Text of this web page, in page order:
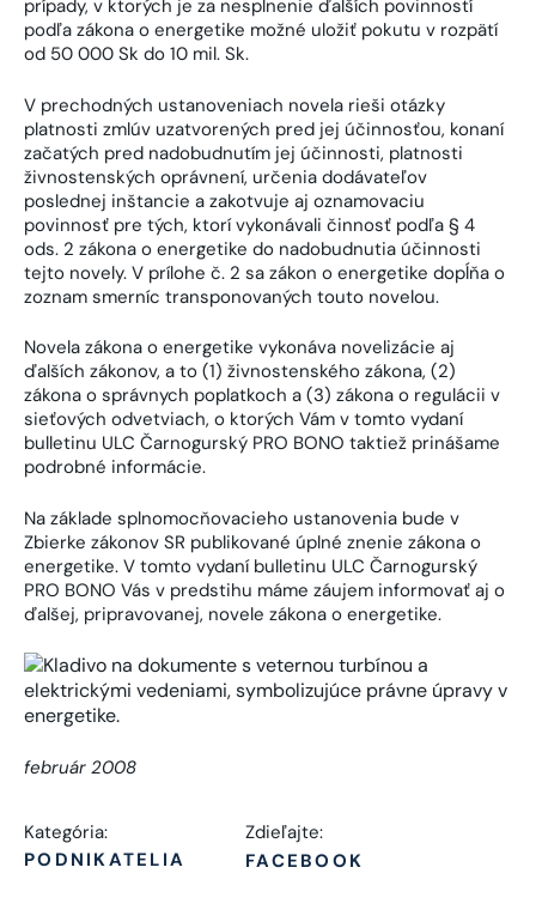
prípady, v ktorých je za nesplnenie ďalších povinností
podľa zákona o energetike možné uložiť pokutu v rozpätí
od 50 000 Sk do 10 mil. Sk.
V prechodných ustanoveniach novela rieši otázky
platnosti zmlúv uzatvorených pred jej účinnosťou, konaní
začatých pred nadobudnutím jej účinnosti, platnosti
živnostenských oprávnení, určenia dodávateľov
poslednej inštancie a zakotvuje aj oznamovaciu
povinnosť pre tých, ktorí vykonávali činnosť podľa § 4
ods. 2 zákona o energetike do nadobudnutia účinnosti
tejto novely. V prílohe č. 2 sa zákon o energetike dopĺňa o
zoznam smerníc transponovaných touto novelou.
Novela zákona o energetike vykonáva novelizácie aj
ďalších zákonov, a to (1) živnostenského zákona, (2)
zákona o správnych poplatkoch a (3) zákona o regulácii v
sieťových odvetviach, o ktorých Vám v tomto vydaní
bulletinu ULC Čarnogurský PRO BONO taktiež prinášame
podrobné informácie.
Na základe splnomocňovacieho ustanovenia bude v
Zbierke zákonov SR publikované úplné znenie zákona o
energetike. V tomto vydaní bulletinu ULC Čarnogurský
PRO BONO Vás v predstihu máme záujem informovať aj o
ďalšej, pripravovanej, novele zákona o energetike.
február 2008
Kategória:
PODNIKATELIA
Zdieľajte:
FACEBOOK